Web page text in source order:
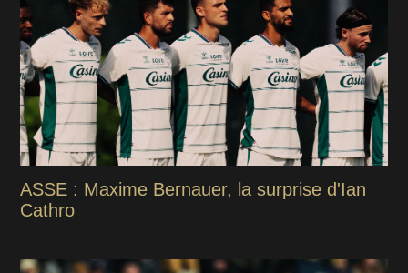
ASSE : Maxime Bernauer, la surprise d'Ian
Cathro